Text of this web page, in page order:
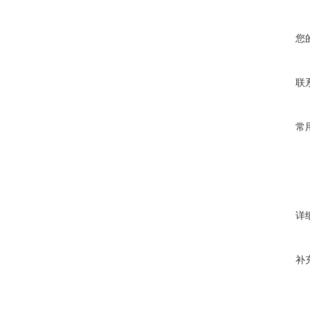
您
联
常
详
补